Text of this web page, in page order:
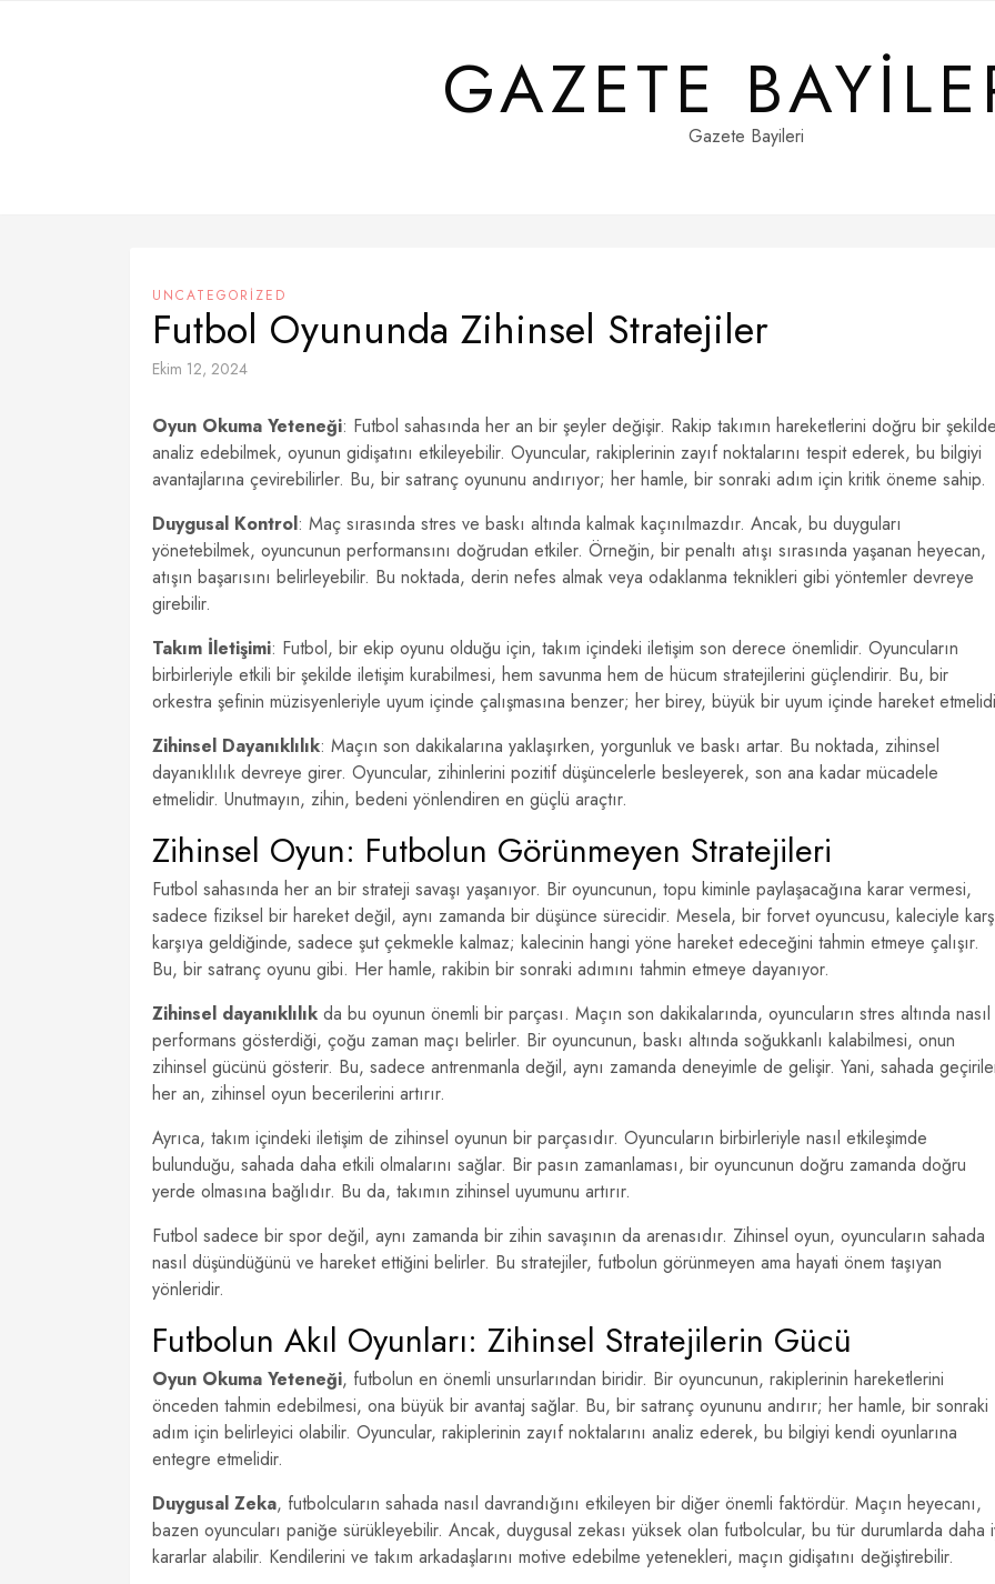
GAZETEGazete Bayileri
UNCATEGORIZED
Futbol Oyununda Zihinsel Stratejiler
Ekim 12, 2024
Oyun Okuma Yeteneği: Futbol sahasında her an bir şeyler değişir. Rakip takımın hareketlerini doğru bir
analiz edebilmek, oyunun gidişatını etkileyebilir. Oyuncular, rakiplerinin zayıf noktalarını tespit ederek, bu bilgiyi
avantajlarına çevirebilirler. Bu, bir satranç oyununu andırıyor; her hamle, bir sonraki adım için kritik öneme sahip.
Duygusal Kontrol: Maç sırasında stres ve baskı altında kalmak kaçınılmazdır. Ancak, bu duyguları
yönetebilmek, oyuncunun performansını doğrudan etkiler. Örneğin, bir penaltı atışı sırasında yaşanan heyecan,
atışın başarısını belirleyebilir. Bu noktada, derin nefes almak veya odaklanma teknikleri gibi yöntemler devreye
girebilir.
Takım İletişimi: Futbol, bir ekip oyunu olduğu için, takım içindeki iletişim son derece önemlidir. Oyuncuların
birbirleriyle etkili bir şekilde iletişim kurabilmesi, hem savunma hem de hücum stratejilerini güçlendirir. Bu, bir
orkestra şefinin müzisyenleriyle uyum içinde çalışmasına benzer; her birey, büyük bir uyum içinde hareket
Zihinsel Dayanıklılık: Maçın son dakikalarına yaklaşırken, yorgunluk ve baskı artar. Bu noktada, zihinsel
dayanıklılık devreye girer. Oyuncular, zihinlerini pozitif düşüncelerle besleyerek, son ana kadar mücadele
etmelidir. Unutmayın, zihin, bedeni yönlendiren en güçlü araçtır.
Zihinsel Oyun: Futbolun Görünmeyen Stratejileri
Futbol sahasında her an bir strateji savaşı yaşanıyor. Bir oyuncunun, topu kiminle paylaşacağına karar vermesi,
sadece fiziksel bir hareket değil, aynı zamanda bir düşünce sürecidir. Mesela, bir forvet oyuncusu, kaleciyle
karşıya geldiğinde, sadece şut çekmekle kalmaz; kalecinin hangi yöne hareket edeceğini tahmin etmeye çalışır.
Bu, bir satranç oyunu gibi. Her hamle, rakibin bir sonraki adımını tahmin etmeye dayanıyor.
Zihinsel dayanıklılık da bu oyunun önemli bir parçası. Maçın son dakikalarında, oyuncuların stres altında nasıl
performans gösterdiği, çoğu zaman maçı belirler. Bir oyuncunun, baskı altında soğukkanlı kalabilmesi, onun
zihinsel gücünü gösterir. Bu, sadece antrenmanla değil, aynı zamanda deneyimle de gelişir. Yani, sahada
her an, zihinsel oyun becerilerini artırır.
Ayrıca, takım içindeki iletişim de zihinsel oyunun bir parçasıdır. Oyuncuların birbirleriyle nasıl etkileşimde
bulunduğu, sahada daha etkili olmalarını sağlar. Bir pasın zamanlaması, bir oyuncunun doğru zamanda doğru
yerde olmasına bağlıdır. Bu da, takımın zihinsel uyumunu artırır.
Futbol sadece bir spor değil, aynı zamanda bir zihin savaşının da arenasıdır. Zihinsel oyun, oyuncuların sahada
nasıl düşündüğünü ve hareket ettiğini belirler. Bu stratejiler, futbolun görünmeyen ama hayati önem taşıyan
yönleridir.
Futbolun Akıl Oyunları: Zihinsel Stratejilerin Gücü
Oyun Okuma Yeteneği, futbolun en önemli unsurlarından biridir. Bir oyuncunun, rakiplerinin hareketlerini
önceden tahmin edebilmesi, ona büyük bir avantaj sağlar. Bu, bir satranç oyununu andırır; her hamle, bir sonraki
adım için belirleyici olabilir. Oyuncular, rakiplerinin zayıf noktalarını analiz ederek, bu bilgiyi kendi oyunlarına
entegre etmelidir.
Duygusal Zeka, futbolcuların sahada nasıl davrandığını etkileyen bir diğer önemli faktördür. Maçın heyecanı,
bazen oyuncuları paniğe sürükleyebilir. Ancak, duygusal zekası yüksek olan futbolcular, bu tür durumlarda daha
kararlar alabilir. Kendilerini ve takım arkadaşlarını motive edebilme yetenekleri, maçın gidişatını değiştirebilir.